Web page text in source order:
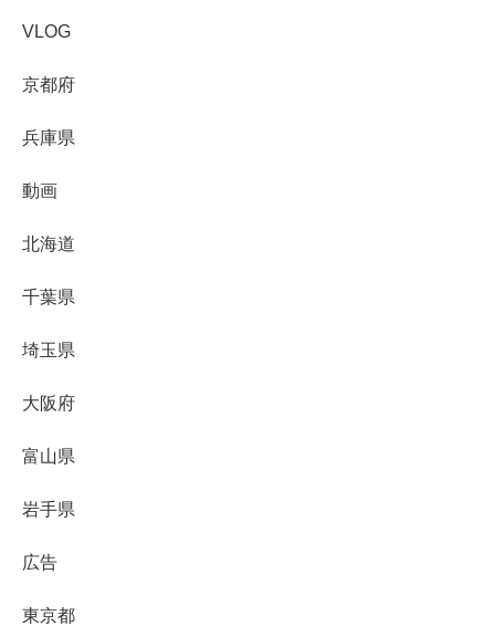
VLOG
京都府
兵庫県
動画
北海道
千葉県
埼玉県
大阪府
富山県
岩手県
広告
東京都